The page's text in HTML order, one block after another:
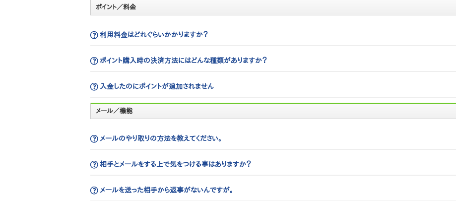
ポイント／料金
利用料金はどれぐらいかかりますか？
ポイント購入時の決済方法にはどんな種類がありますか？
入金したのにポイントが追加されません
メール／機能
メールのやり取りの方法を教えてください。
相手とメールをする上で気をつける事はありますか？
メールを送った相手から返事がないんですが。